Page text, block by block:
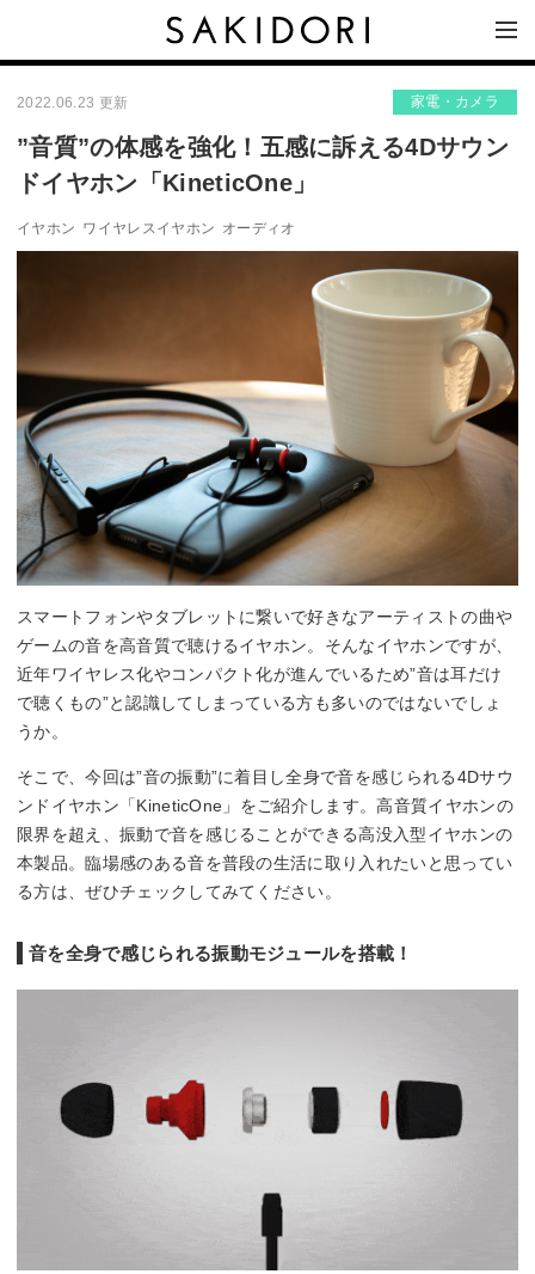
2022.06.23 更新 家電・カメラ
”音質”の体感を強化！五感に訴える4Dサウン
ドイヤホン「KineticOne」
イヤホン ワイヤレスイヤホン オーディオ
スマートフォンやタブレットに繋いで好きなアーティストの曲や
ゲームの音を高音質で聴けるイヤホン。そんなイヤホンですが、
近年ワイヤレス化やコンパクト化が進んでいるため”音は耳だけ
で聴くもの”と認識してしまっている方も多いのではないでしょ
うか。
そこで、今回は”音の振動”に着目し全身で音を感じられる4Dサウ
ンドイヤホン「KineticOne」をご紹介します。高音質イヤホンの
限界を超え、振動で音を感じることができる高没入型イヤホンの
本製品。臨場感のある音を普段の生活に取り入れたいと思ってい
る方は、ぜひチェックしてみてください。
音を全身で感じられる振動モジュールを搭載！